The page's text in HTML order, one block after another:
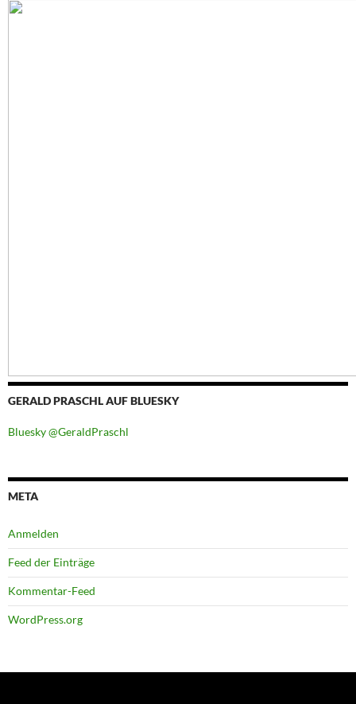
GERALD PRASCHL AUF BLUESKY
Bluesky @GeraldPraschl
META
Anmelden
Feed der Einträge
Kommentar-Feed
WordPress.org